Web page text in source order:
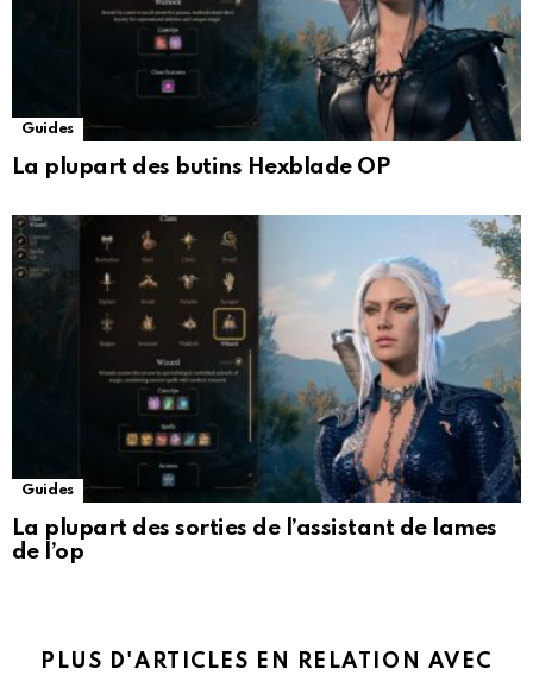
Guides
La plupart des butins Hexblade OP
Guides
La plupart des sorties de l’assistant de lames
de l’op
PLUS D'ARTICLES EN RELATION AVEC